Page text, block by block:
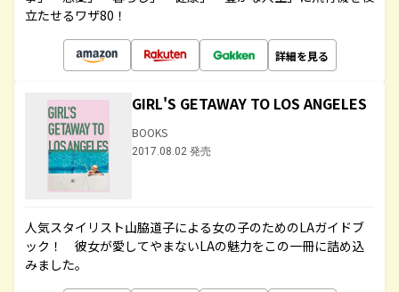
立たせるワザ80！
詳細を見る
GIRL'S GETAWAY TO LOS ANGELES
BOOKS
2017.08.02 発売
人気スタイリスト山脇道子による女の子のためのLAガイドブ
ック！ 彼女が愛してやまないLAの魅力をこの一冊に詰め込
みました。